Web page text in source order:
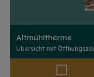
Altmühltherme
Übersicht mit